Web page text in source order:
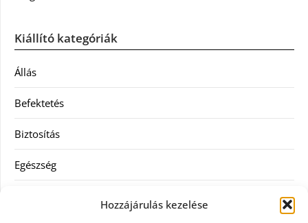
Hozzájárulás kezelése
Kiállító kategóriák
Állás
Befektetés
Biztosítás
Egészség